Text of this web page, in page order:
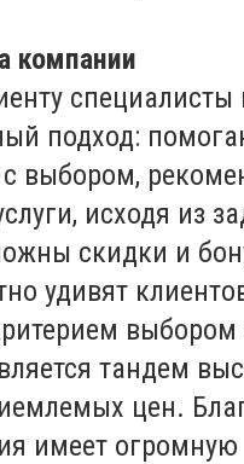
компании
специалисты
подход:
с выбором,
исходя из
скидки и
удивят
тандем
цен.
имеет огромную